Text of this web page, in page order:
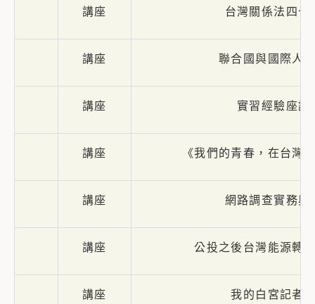
講座 台灣關係法四十
講座 聯合國與國際人
講座 實習經驗座談
講座 《我們的青春，在台灣
講座 網路調查實務與
講座 公投之後台灣能源轉
講座 我的白宮記者